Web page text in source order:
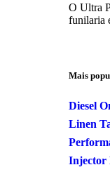
O Ultra
funilaria
Mais
Diesel
Linen
Injector